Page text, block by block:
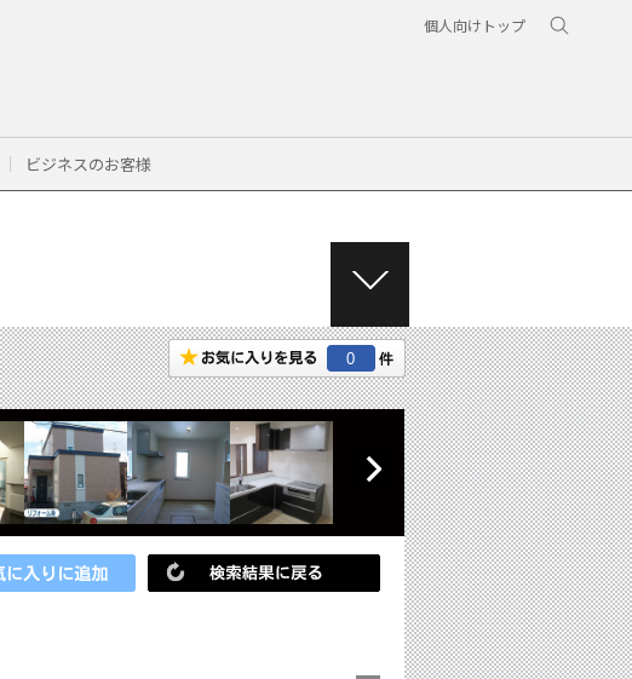
個人向けトップ
ビジネスのお客様
E
N 0